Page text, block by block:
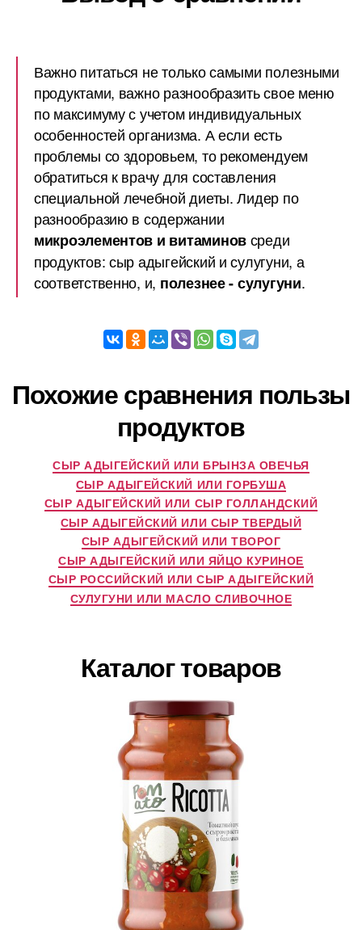
Важно питаться не только самыми полезными
продуктами, важно разнообразить свое меню
по максимуму с учетом индивидуальных
особенностей организма. А если есть
проблемы со здоровьем, то рекомендуем
обратиться к врачу для составления
специальной лечебной диеты. Лидер по
разнообразию в содержании
микроэлементов и витаминовсреди
продуктов: сыр адыгейский и сулугуни, а
соответственно, и, полезнее - сулугуни.
Похожие сравнения пользы
продуктов
СЫР АДЫГЕЙСКИЙ ИЛИ БРЫНЗА ОВЕЧЬЯ
СЫР АДЫГЕЙСКИЙ ИЛИ ГОРБУША
СЫР АДЫГЕЙСКИЙ ИЛИ СЫР ГОЛЛАНДСКИЙ
СЫР АДЫГЕЙСКИЙ ИЛИ СЫР ТВЕРДЫЙ
СЫР АДЫГЕЙСКИЙ ИЛИ ТВОРОГ
СЫР АДЫГЕЙСКИЙ ИЛИ ЯЙЦО КУРИНОЕ
СЫР РОССИЙСКИЙ ИЛИ СЫР АДЫГЕЙСКИЙ
СУЛУГУНИ ИЛИ МАСЛО СЛИВОЧНОЕ
Каталог товаров